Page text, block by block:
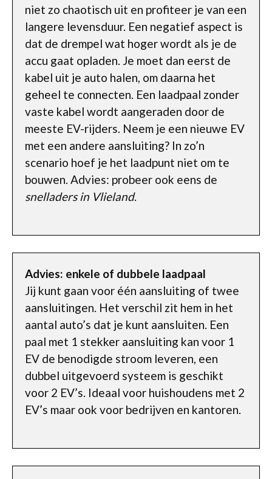
niet zo chaotisch uit en profiteer je van een
langere levensduur. Een negatief aspect is
dat de drempel wat hoger wordt als je de
accu gaat opladen. Je moet dan eerst de
kabel uit je auto halen, om daarna het
geheel te connecten. Een laadpaal zonder
vaste kabel wordt aangeraden door de
meeste EV-rijders. Neem je een nieuwe EV
met een andere aansluiting? In zo’n
scenario hoef je het laadpunt niet om te
bouwen. Advies: probeer ook eens de
snelladers in Vlieland.
Advies: enkele of dubbele laadpaal
Jij kunt gaan voor één aansluiting of twee
aansluitingen. Het verschil zit hem in het
aantal auto’s dat je kunt aansluiten. Een
paal met 1 stekker aansluiting kan voor 1
EV de benodigde stroom leveren, een
dubbel uitgevoerd systeem is geschikt
voor 2 EV’s. Ideaal voor huishoudens met 2
EV’s maar ook voor bedrijven en kantoren.